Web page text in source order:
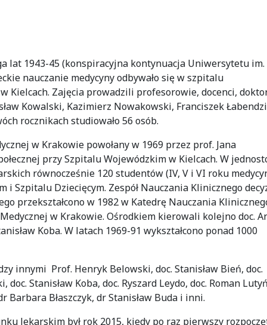
lat 1943-45 (konspiracyjna kontynuacja Uniwersytetu im.
nauczanie medycyny odbywało się w szpitalu
Kielcach. Zajęcia prowadzili profesorowie, docenci,
Kowalski, Kazimierz Nowakowski, Franciszek
rocznikach studiowało 56 osób.
w Krakowie powołany w 1969 przez prof. Jana
przy Szpitalu Wojewódzkim w Kielcach. W
równocześnie 120 studentów (IV, V i VI roku
i Szpitalu Dziecięcym. Zespół Nauczania Klinicznego
przekształcono w 1982 w Katedrę Nauczania
w Krakowie. Ośrodkiem kierowali kolejno doc.
Koba. W latach 1969-91 wykształcono ponad 1000
innymi Prof. Henryk Belowski, doc. Stanisław Bień, doc.
Stanisław Koba, doc. Ryszard Leydo, doc. Roman
Barbara Błaszczyk, dr Stanisław Buda i inni.
lekarskim był rok 2015, kiedy po raz pierwszy